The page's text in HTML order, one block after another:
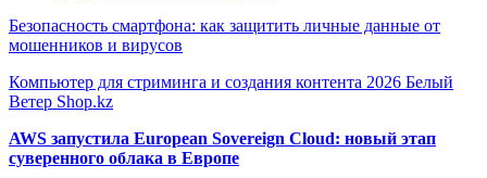
Безопасность смартфона: как защитить личные данные от
мошенников и вирусов
Компьютер для стриминга и создания контента 2026 Белый
Ветер Shop.kz
AWS запустила European Sovereign Cloud: новый этап
суверенного облака в Европе